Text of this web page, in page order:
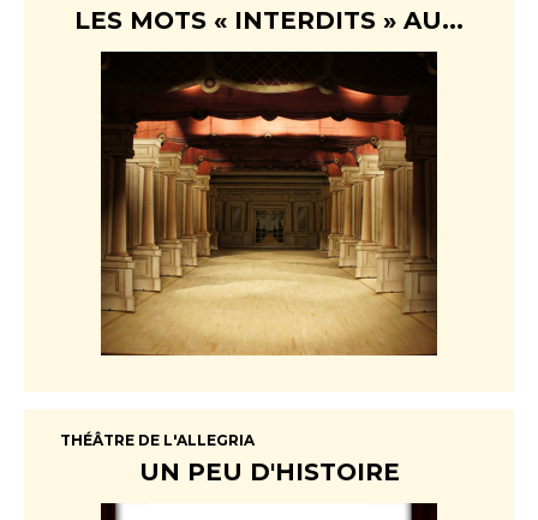
LES MOTS « INTERDITS » AU...
THÉÂTRE DE L'ALLEGRIA
UN PEU D'HISTOIRE